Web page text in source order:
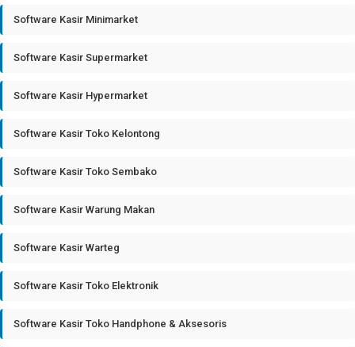
Software Kasir Minimarket
Software Kasir Supermarket
Software Kasir Hypermarket
Software Kasir Toko Kelontong
Software Kasir Toko Sembako
Software Kasir Warung Makan
Software Kasir Warteg
Software Kasir Toko Elektronik
Software Kasir Toko Handphone & Aksesoris